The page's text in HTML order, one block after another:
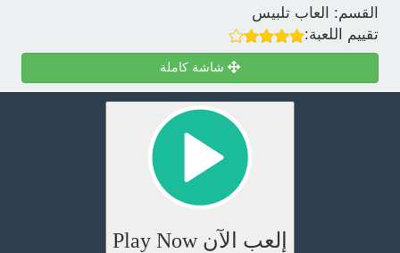
القسم:
العاب تلبيس
تقييم اللعبة:
شاشة كاملة
إلعب الآن Play Now